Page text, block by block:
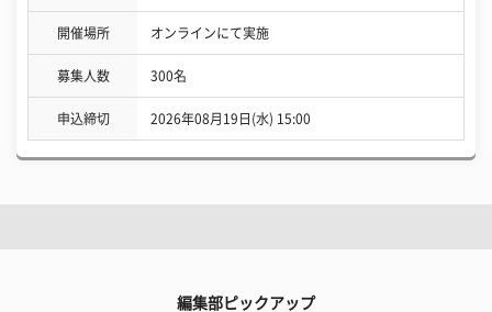
開催場所 オンラインにて実施
募集人数 300名
申込締切 2026年08月19日(水) 15:00
編集部ピックアップ